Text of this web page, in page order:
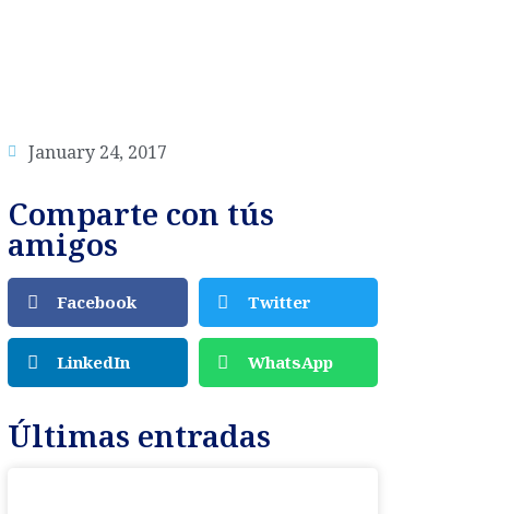
January 24, 2017
Comparte con tús
amigos
Facebook Twitter
LinkedIn WhatsApp
Últimas entradas